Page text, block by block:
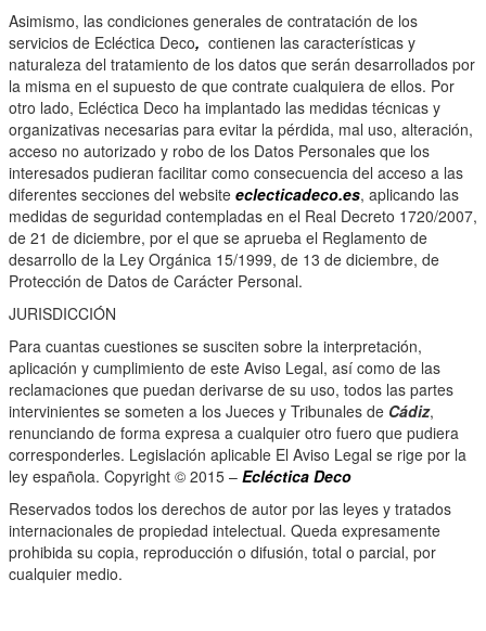
Asimismo, las condiciones generales de contratación de los
servicios de Ecléctica Deco, contienen las características y
naturaleza del tratamiento de los datos que serán desarrollados por
la misma en el supuesto de que contrate cualquiera de ellos. Por
otro lado, Ecléctica Deco ha implantado las medidas técnicas y
organizativas necesarias para evitar la pérdida, mal uso, alteración,
acceso no autorizado y robo de los Datos Personales que los
interesados pudieran facilitar como consecuencia del acceso a las
diferentes secciones del website eclecticadeco.es, aplicando las
medidas de seguridad contempladas en el Real Decreto 1720/2007,
de 21 de diciembre, por el que se aprueba el Reglamento de
desarrollo de la Ley Orgánica 15/1999, de 13 de diciembre, de
Protección de Datos de Carácter Personal.
JURISDICCIÓN
Para cuantas cuestiones se susciten sobre la interpretación,
aplicación y cumplimiento de este Aviso Legal, así como de las
reclamaciones que puedan derivarse de su uso, todos las partes
intervinientes se someten a los Jueces y Tribunales de Cádiz,
renunciando de forma expresa a cualquier otro fuero que pudiera
corresponderles. Legislación aplicable El Aviso Legal se rige por la
ley española. Copyright © 2015 – Ecléctica Deco
Reservados todos los derechos de autor por las leyes y tratados
internacionales de propiedad intelectual. Queda expresamente
prohibida su copia, reproducción o difusión, total o parcial, por
cualquier medio.